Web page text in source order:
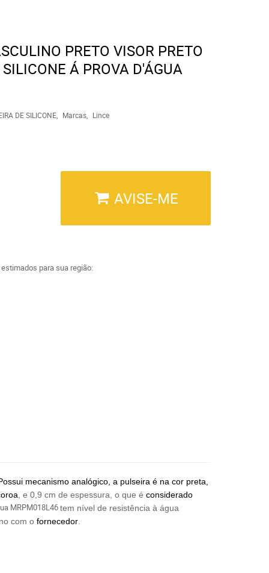
PRETO VISOR PRETO
Á PROVA D'ÁGUA
DE SILICONE Marcas Lince
AVISE-ME
para sua região:
mecanismo analógico, a pulseira é na cor preta,
, e 0,9 cm de espessura, o que é considerado
MRPM018L46tem nível de resistência à água
com o fornecedor